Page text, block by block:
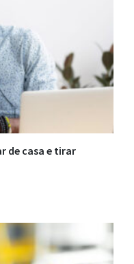
de casa e tirar